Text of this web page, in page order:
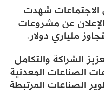
الاجتماعات شهدت
عن مشروعات
ملياري دولار.
الشراكة والتكامل
الصناعات المعدنية
الصناعات المرتبطة